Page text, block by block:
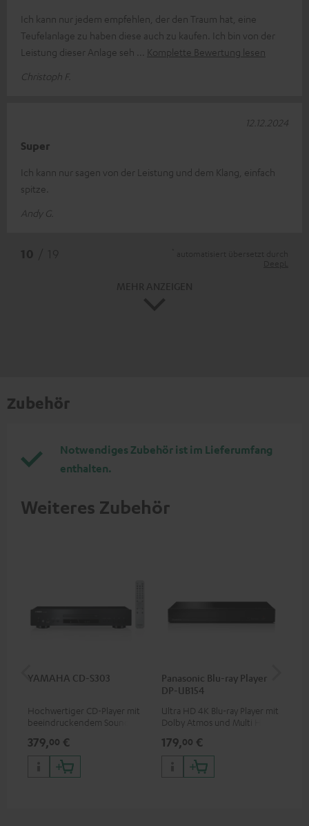
Ich kann nur jedem empfehlen, der den Traum hat, eine
Teufelanlage zu haben diese auch zu kaufen. Ich bin von der
Leistung dieser Anlage seh
Komplette Bewertung lesen
Christoph F.
Super
Ich kann nur sagen von der Leistung und dem Klang, einfach
spitze.
Andy G.
12.12.2024
Zubehör
Notwendiges Zubehör ist im Lieferumfang
enthalten.
Weiteres Zubehör
YAMAHA CD-S303
Hochwertiger CD-Player mit
beeindruckendem Sound und
379,00 €
Panasonic Blu-ray Player
DP-UB154
Ultra HD 4K Blu-ray Player mit
Dolby Atmos und Multi HDR-
HDR10+ für eine überragende
Bildqualität mit lebensechten
Kontrasten und Farben
179,00 €